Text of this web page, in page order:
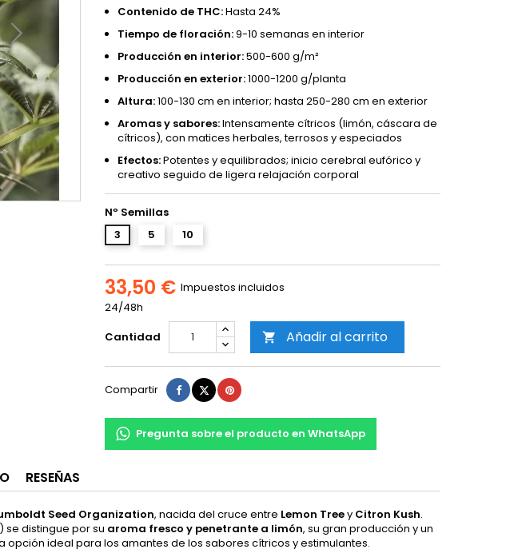
Contenido de THC:Hasta 24%
Tiempo de floración:9-10 semanas en interior
Producción en interior:500-600 g/m²
Producción en exterior:1000-1200 g/planta
Altura:100-130 cm en interior; hasta 250-280 cm en exterior
Aromas y sabores:Intensamente cítricos (limón, cáscara de
cítricos), con matices herbales, terrosos y especiados
Efectos:Potentes y equilibrados; inicio cerebral eufórico y
creativo seguido de ligera relajación corporal
Nº Semillas
3
5 10
33,50 € Impuestos incluidos
24/48h
Cantidad
 Añadir al carrito
Compartir Compartir
TuitearPinterest
Pregunta sobre el producto en WhatsApp
RESEÑAS
Seed Organization, nacida del cruce entre Lemon Treey Citron Kush.
se distingue por su aroma fresco y penetrante a limón, su gran producción y un
ideal para los amantes de los sabores cítricos y estimulantes.